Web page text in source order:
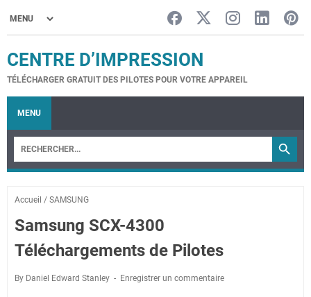
CENTRE D’IMPRESSION
TÉLÉCHARGER GRATUIT DES PILOTES POUR VOTRE APPAREIL
MENU
Accueil / SAMSUNG
Samsung SCX-4300
Téléchargements de Pilotes
By Daniel Edward Stanley Enregistrer un commentaire